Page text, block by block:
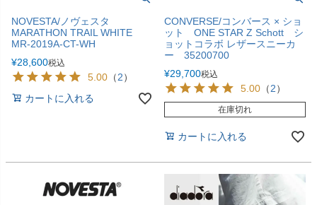
NOVESTA/ノヴェスタ
MARATHON TRAIL WHITE
MR-2019A-CT-WH
¥28,600税込
5.00 （2）
カートに入れる
CONVERSE/コンバース × ショ
ット ONE STAR Z Schott シ
ョットコラボ レザースニーカ
ー 35200700
¥29,700税込
5.00 （2）
在庫切れ
カートに入れる